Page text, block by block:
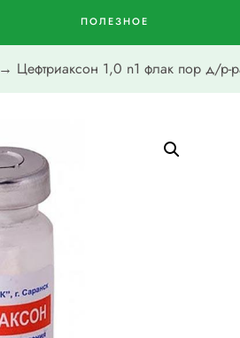
ПОЛЕЗНОЕ
→ Цефтриаксон 1,0 n1 флак пор д/